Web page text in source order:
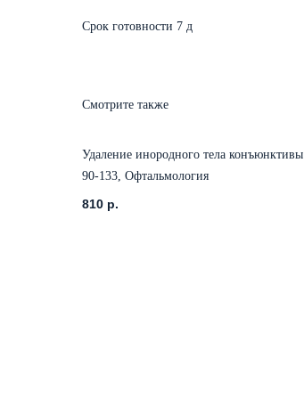
Срок готовности 7 д
Смотрите также
Удаление инородного тела конъюнктивы
90-133, Офтальмология
810 р.